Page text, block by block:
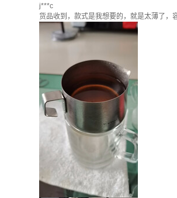
j***c
货品收到，款式是我想要的，就是太薄了，